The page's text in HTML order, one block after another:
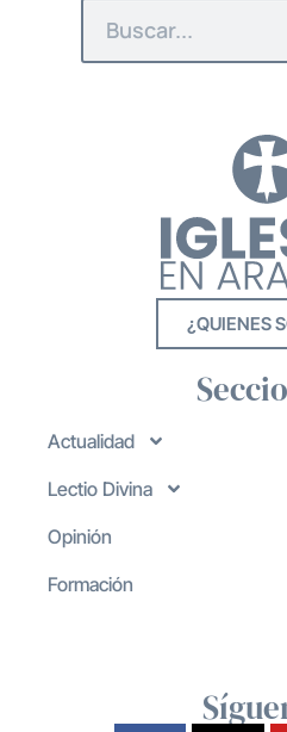
¿QUIENES
Actualidad
Lectio Divina
Opinión
Formación